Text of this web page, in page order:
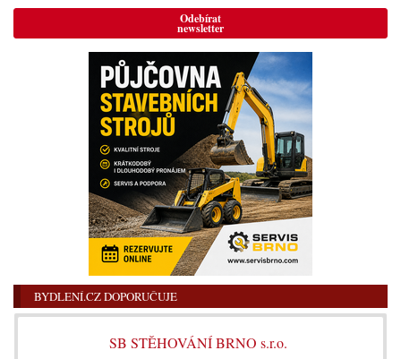
Odebírat
newsletter
BYDLENÍ.CZ DOPORUČUJE
SB STĚHOVÁNÍ BRNO s.r.o.